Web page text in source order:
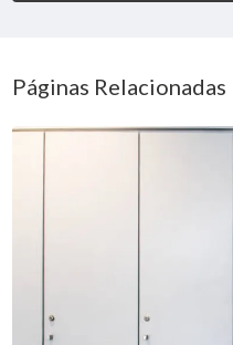
Páginas Relacionadas